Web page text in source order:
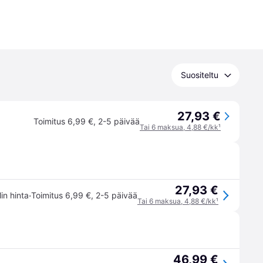
Suositeltu
Toimitus 6,99 €, 2-5 päivää 27,93 €
Tai 6 maksua, 4,88 €/kk¹
hinta·Toimitus 6,99 €, 2-5 päivää 27,93 €
Tai 6 maksua, 4,88 €/kk¹
46,99 €